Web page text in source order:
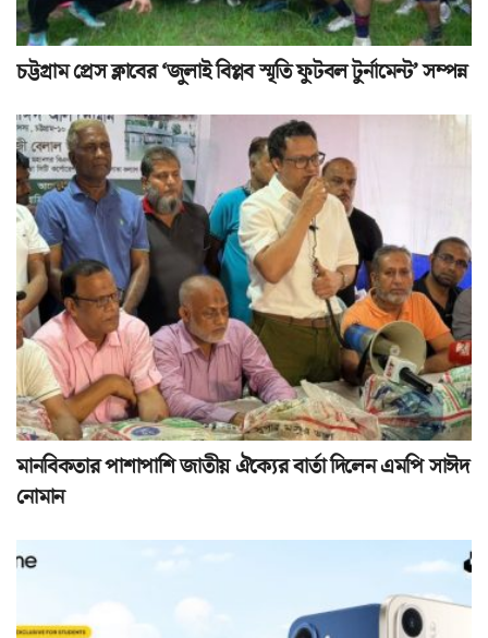
চট্টগ্রাম প্রেস ক্লাবের ‘জুলাই বিপ্লব স্মৃতি ফুটবল টুর্নামেন্ট’ সম্পন্ন
মানবিকতার পাশাপাশি জাতীয় ঐক্যের বার্তা দিলেন এমপি সাঈদ
নোমান